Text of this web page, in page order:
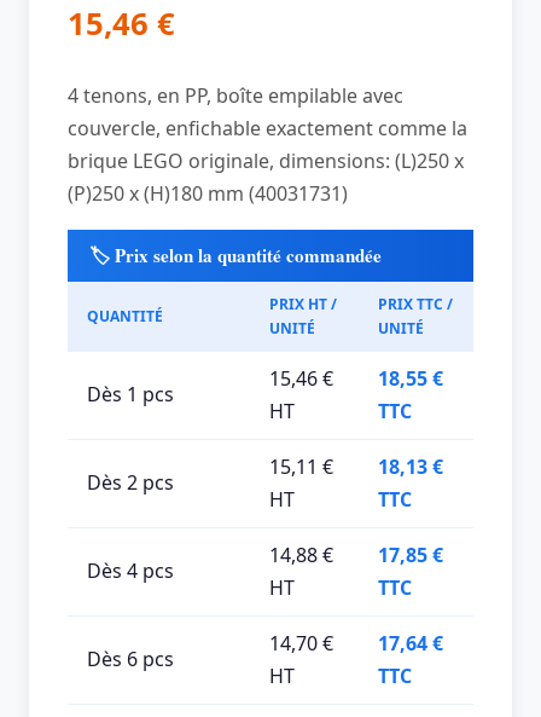
15,46 €
4 tenons, en PP, boîte empilable avec
couvercle, enfichable exactement comme la
brique LEGO originale, dimensions: (L)250 x
(P)250 x (H)180 mm (40031731)
🏷️ Prix selon la quantité commandée
QUANTITÉ
PRIX HT /
UNITÉ
PRIX TTC /
UNITÉ
Dès 1 pcs
15,46 €
HT
18,55 €
TTC
Dès 2 pcs
15,11 €
HT
18,13 €
TTC
Dès 4 pcs
14,88 €
HT
17,85 €
TTC
Dès 6 pcs
14,70 €
HT
17,64 €
TTC